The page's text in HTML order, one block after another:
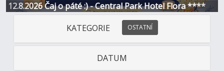
12.8.2026 Čaj o páté :) - Central Park Hotel Flora ****
KATEGORIE OSTATNÍ
DATUM